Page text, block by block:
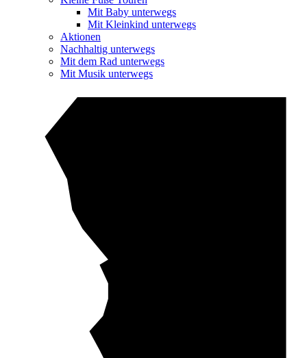
Mit Baby unterwegs
Mit Kleinkind unterwegs
Aktionen
Nachhaltig unterwegs
Mit dem Rad unterwegs
Mit Musik unterwegs